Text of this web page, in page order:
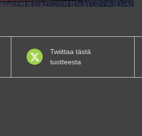
Twiittaa tästä
tuotteesta